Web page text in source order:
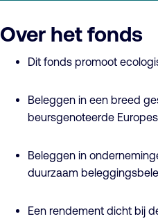
Over het fonds
Dit fonds promoot
Beleggen in een breed
beursgenoteerde
Beleggen in
duurzaam
Een rendement dicht bij